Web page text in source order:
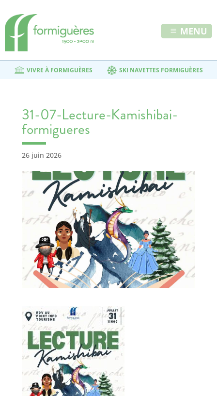
MENU
VIVRE À FORMIGUÈRES SKI NAVETTES FORMIGUÈRES
31-07-Lecture-Kamishibai-
formigueres
26 juin 2026